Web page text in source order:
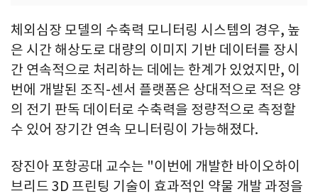
체외심장 모델의 수축력 모니터링 시스템의 경우, 높
은 시간 해상도로 대량의 이미지 기반 데이터를 장시
간 연속적으로 처리하는 데에는 한계가 있었지만, 이
번에 개발된 조직-센서 플랫폼은 상대적으로 적은 양
의 전기 판독 데이터로 수축력을 정량적으로 측정할
수 있어 장기간 연속 모니터링이 가능해졌다.
장진아 포항공대 교수는 "이번에 개발한 바이오하이
브리드 3D 프린팅 기술이 효과적인 약물 개발 과정을